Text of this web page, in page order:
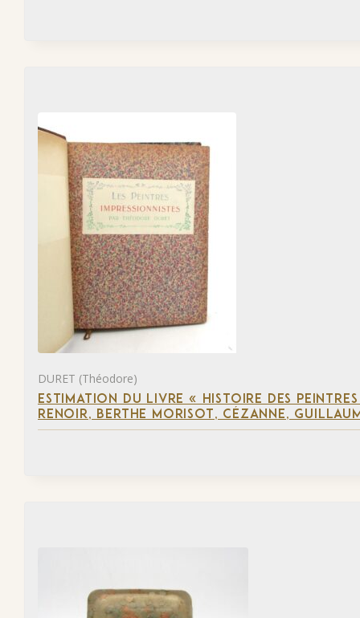
DURET (Théodore)
ESTIMATION DU LIVRE « HISTOIRE DES
RENOIR, BERTHE MORISOT, CÉZANNE,